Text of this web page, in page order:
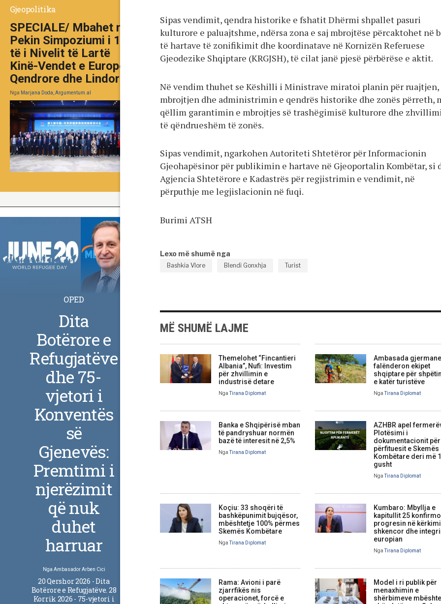
Sipas vendimit, qendra historike e fshatit Dhërmi shpallet pasuri
kulturore e paluajtshme, ndërsa zona e saj mbrojtëse përcaktohet në
të hartave të zonifikimit dhe koordinatave në Kornizën Referuese
Gjeodezike Shqiptare (KRGJSH), të cilat janë pjesë përbërëse e aktit.
Në vendim thuhet se Këshilli i Ministrave miratoi planin për ruajtjen,
mbrojtjen dhe administrimin e qendrës historike dhe zonës përreth,
qëllim garantimin e mbrojtjes së trashëgimisë kulturore dhe
të qëndrueshëm të zonës.
Sipas vendimit, ngarkohen Autoriteti Shtetëror për Informacionin
Gjeohapësinor për publikimin e hartave në Gjeoportalin Kombëtar, si
Agjencia Shtetërore e Kadastrës për regjistrimin e vendimit, në
përputhje me legjislacionin në fuqi.
Burimi ATSH
Lexo më shumë nga
Bashkia Vlore Blendi Gonxhja Turist
MË SHUMË LAJME
Themelohet “Fincantieri
Albania”, Nufi: Investim
për zhvillimin e
industrisë detare
NgaTirana Diplomat
Ambasada gjermane
falënderon ekipet
shqiptare për
e katër turistëve
NgaTirana Diplomat
Banka e Shqipërisë mban
të pandryshuar normën
bazë të interesit në 2,5%
NgaTirana Diplomat
AZHBR apel
Plotësimi i
dokumentacionit për
përfituesit e Skemës
Kombëtare deri më
gusht
NgaTirana Diplomat
Koçiu: 33 shoqëri të
bashkëpunimit bujqësor,
mbështetje 100% përmes
Skemës Kombëtare
NgaTirana Diplomat
Kumbaro: Mbyllja e
kapitullit 25
progresin në
shkencor dhe
europian
NgaTirana Diplomat
Rama: Avioni i parë
zjarrfikës nis
operacionet, forcë e
Model i ri publik për
menaxhimin e
shërbimeve
Gjeopolitika
SPECIALE/ Mbahet në
Pekin Simpoziumi i 10-
të i Nivelit të Lartë
Kinë-Vendet e Europës
Qendrore dhe Lindore
Nga Marjana Doda, Argumentum.al
OPED
Dita
Botërore e
Refugjatëve
dhe 75-
vjetori i
Konventës
së
Gjenevës:
Premtimi i
njerëzimit
që nuk
duhet
harruar
Nga Ambasador Arben Cici
20 Qershor 2026 - Dita
Botërore e Refugjatëve. 28
Korrik 2026 - 75-vjetori i